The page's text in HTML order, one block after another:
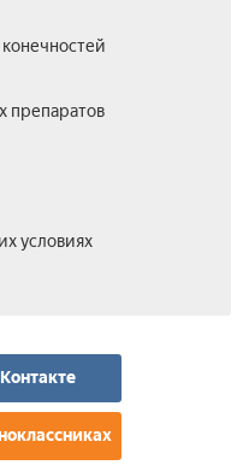
препаратов
условиях